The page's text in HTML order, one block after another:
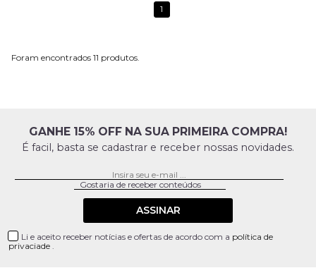
1
11
GANHE 15% OFF NA SUA PRIMEIRA COMPRA!
É facil, basta se cadastrar e receber nossas novidades.
ASSINAR
Li e aceito receber notícias e ofertas de acordo com a política de
privaciade